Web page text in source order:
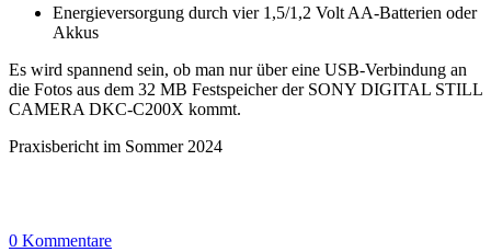
Energieversorgung durch vier 1,5/1,2 Volt AA-Batterien oder
Akkus
Es wird spannend sein, ob man nur über eine USB-Verbindung an
die Fotos aus dem 32 MB Festspeicher der SONY DIGITAL STILL
CAMERA DKC-C200X kommt.
Praxisbericht im Sommer 2024
0 Kommentare